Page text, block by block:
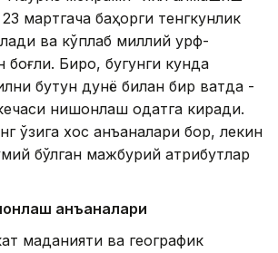
мартгача баҳорги тенгкунлик
ва кўплаб миллий урф-
Бироқ, бугунги кунда
бутун дунё билан бир вақтда -
нишонлаш одатга киради.
ўзига хос анъаналари бор, лекин
бўлган мажбурий атрибутлар
анъаналари
маданияти ва географик